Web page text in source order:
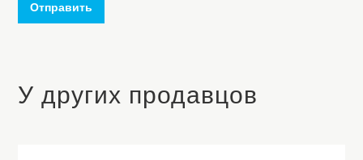
Отправить
У других продавцов